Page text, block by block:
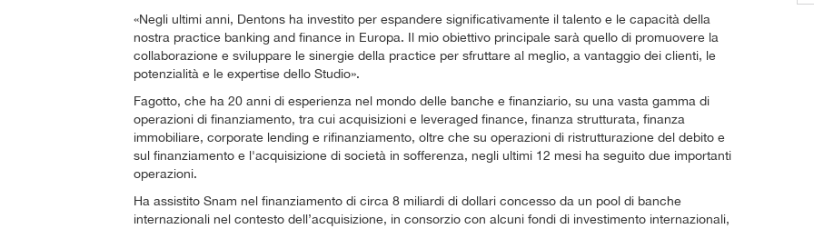
«Negli ultimi anni, Dentons ha investito per espandere significativamente il talento e le capacità della
nostra practice banking and finance in Europa. Il mio obiettivo principale sarà quello di promuovere la
collaborazione e sviluppare le sinergie della practice per sfruttare al meglio, a vantaggio dei clienti, le
potenzialità e le expertise dello Studio».
Fagotto, che ha 20 anni di esperienza nel mondo delle banche e finanziario, su una vasta gamma di
operazioni di finanziamento, tra cui acquisizioni e leveraged finance, finanza strutturata, finanza
immobiliare, corporate lending e rifinanziamento, oltre che su operazioni di ristrutturazione del debito e
sul finanziamento e l'acquisizione di società in sofferenza, negli ultimi 12 mesi ha seguito due importanti
operazioni.
Ha assistito Snam nel finanziamento di circa 8 miliardi di dollari concesso da un pool di banche
internazionali nel contesto dell’acquisizione, in consorzio con alcuni fondi di investimento internazionali,